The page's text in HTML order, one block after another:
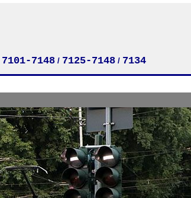
7101-7148 / 7125-7148 / 7134